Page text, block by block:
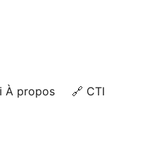
ℹ️ À propos 🔗 CTI